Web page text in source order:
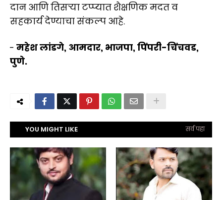
दान आणि तिसऱ्या टप्प्यात शैक्षणिक मदत व
सहकार्य देण्याचा संकल्प आहे.
- महेश लांडगे, आमदार, भाजपा, पिंपरी-चिंचवड,
पुणे.
YOU MIGHT LIKE सर्व पहा